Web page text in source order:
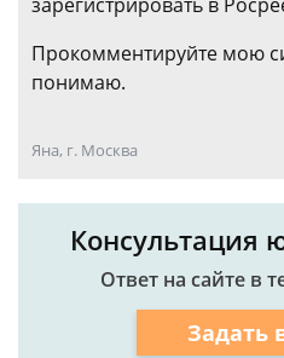
Прокомментируйте мою
понимаю.
Яна, г. Москва
Консультация
Ответ на сайте в
Задать